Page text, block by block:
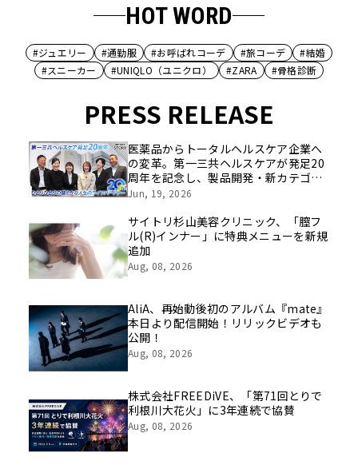
HOT WORD
#ジュエリー #通勤服 #お呼ばれコーデ #旅コーデ
#結婚
#スニーカー
#UNIQLO（ユニクロ） #ZARA #骨格診断
PRESS RELEASE
医薬品からトータルヘルスケア企業へ
の変革。第一三共ヘルスケアが発足20
周年を記念し、製品開発・新カテゴリ
挑戦の舞台や旧社統合時のエピソード
像を公開！
Jun, 19, 2026
サイトリ杉山美容クリニック、「膣フ
ル(R)インナー」に特典メニューを新規
追加
Aug, 08, 2026
AliA、再始動後初のアルバム『mate』
本日より配信開始！リリックビデオも
公開！
Aug, 08, 2026
株式会社FREEDiVE、「第71回とりで
利根川大花火」に3年連続で協賛
Aug, 08, 2026